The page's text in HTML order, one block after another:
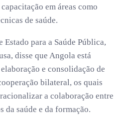
em áreas como
de saúde.
Estado para a Saúde Pública,
disse que Angola está
e consolidação de
bilateral, os quais
a colaboração entre
da saúde e da formação.